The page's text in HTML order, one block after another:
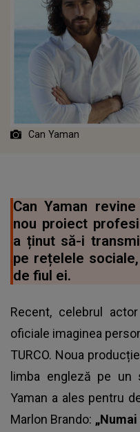
Can Yaman
Can Yaman
nou proiect
a ținut să-i
pe rețelele
de fiul ei.
Recent, celebrul
oficiale imaginea
TURCO. Noua
limba engleză pe un
Yaman a ales pentru
Marlon Brando: